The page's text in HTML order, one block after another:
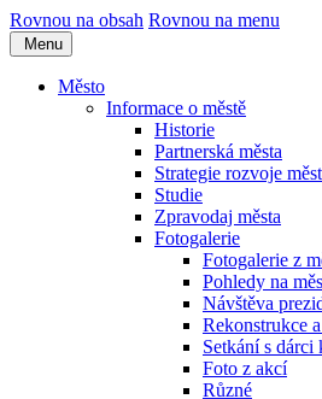
Rovnou na obsah Rovnou na menu
Menu
Město
Informace o městě
Historie
Partnerská města
Strategie rozvoje
Studie
Zpravodaj města
Fotogalerie
Fotogalerie z
Pohledy na
Návštěva
Rekonstrukce
Setkání s dárci
Foto z akcí
Různé